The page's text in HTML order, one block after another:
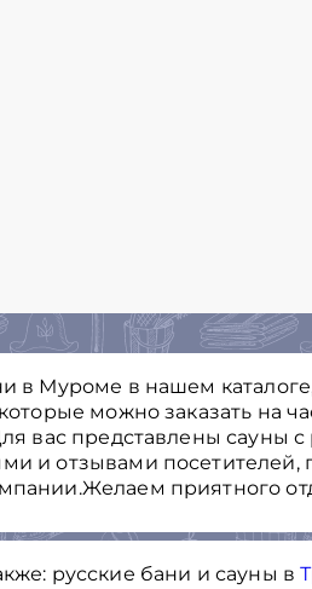
в Муроме в нашем
можно заказать на
вас представлены сауны
и отзывами
приятного
русские бани и сауны в